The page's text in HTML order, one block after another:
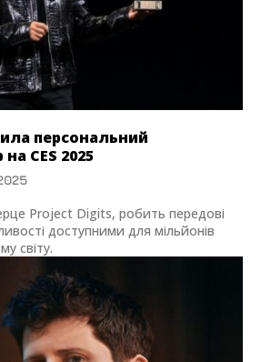
персональний
CES 2025
Project Digits, робить передові
доступними для мільйонів
світу.